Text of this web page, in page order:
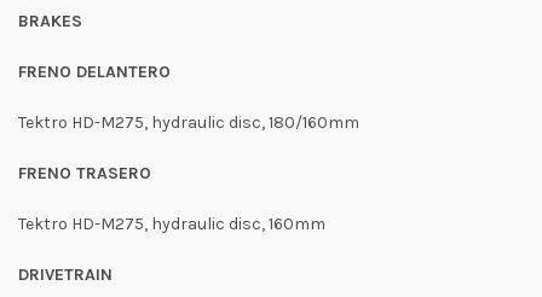
BRAKES
FRENO DELANTERO
Tektro HD-M275, hydraulic disc, 180/160mm
FRENO TRASERO
Tektro HD-M275, hydraulic disc, 160mm
DRIVETRAIN